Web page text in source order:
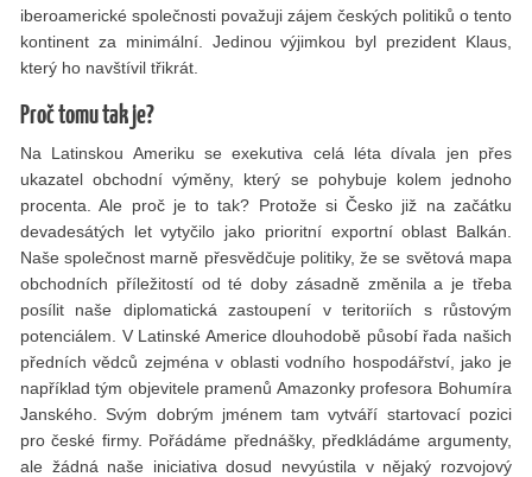
iberoamerické společnosti považuji zájem českých politiků o tento
kontinent za minimální. Jedinou výjimkou byl prezident Klaus,
který ho navštívil třikrát.
Proč tomu tak je?
Na Latinskou Ameriku se exekutiva celá léta dívala jen přes
ukazatel obchodní výměny, který se pohybuje kolem jednoho
procenta. Ale proč je to tak? Protože si Česko již na začátku
devadesátých let vytyčilo jako prioritní exportní oblast Balkán.
Naše společnost marně přesvědčuje politiky, že se světová mapa
obchodních příležitostí od té doby zásadně změnila a je třeba
posílit naše diplomatická zastoupení v teritoriích s růstovým
potenciálem. V Latinské Americe dlouhodobě působí řada našich
předních vědců zejména v oblasti vodního hospodářství, jako je
například tým objevitele pramenů Amazonky profesora Bohumíra
Janského. Svým dobrým jménem tam vytváří startovací pozici
pro české ﬁrmy. Pořádáme přednášky, předkládáme argumenty,
ale žádná naše iniciativa dosud nevyústila v nějaký rozvojový